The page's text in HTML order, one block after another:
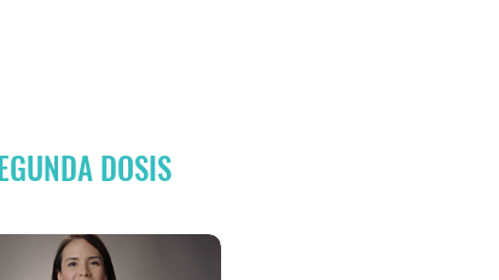
DOSIS